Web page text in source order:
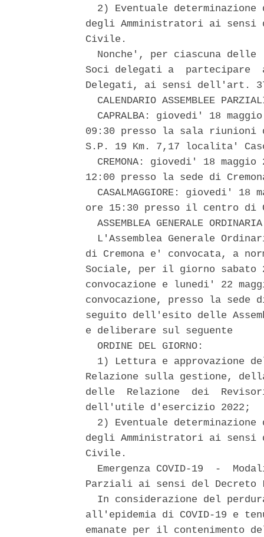
2) Eventuale determinazione
degli Amministratori ai sensi
Civile.
Nonche', per ciascuna delle
Soci delegati a  partecipare
Delegati, ai sensi dell'art.
CALENDARIO ASSEMBLEE
CAPRALBA: giovedi' 18
09:30 presso la sala riunioni
S.P. 19 Km. 7,17 localita'
CREMONA: giovedi' 18 maggio
12:00 presso la sede di
CASALMAGGIORE: giovedi' 18
ore 15:30 presso il centro di
ASSEMBLEA GENERALE
L'Assemblea Generale
di Cremona e' convocata, a
Sociale, per il giorno sabato
convocazione e lunedi' 22
convocazione, presso la
seguito dell'esito delle
e deliberare sul seguente
  ORDINE DEL GIORNO:
1) Lettura e approvazione
Relazione sulla gestione,
delle  Relazione  dei
dell'utile d'esercizio 2022;
2) Eventuale determinazione
degli Amministratori ai sensi
Civile.
Emergenza COVID-19  -
Parziali ai sensi del Decreto
In considerazione del
all'epidemia di COVID-19 e
emanate per il